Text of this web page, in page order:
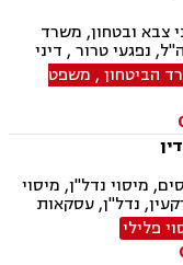
צבא ובטחון, משרד
נפגעי טרור , דיני
עסקאות מכרהביטחון, משפט
מיסוי נדל"ן, מיסוי
נדל"ן, עסקאות
רכישה, תמ"א 38
פלילי